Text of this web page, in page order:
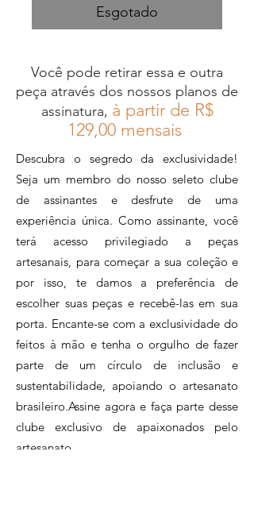
Esgotado
Você pode retirar essa e outra
peça através dos nossos planos de
assinatura, à partir de R$
129,00 mensais
Descubra o segredo da exclusividade!
Seja um membro do nosso seleto clube
de assinantes e desfrute de uma
experiência única. Como assinante, você
terá acesso privilegiado a peças
artesanais, para começar a sua coleção e
por isso, te damos a preferência de
escolher suas peças e recebê-las em sua
porta. Encante-se com a exclusividade do
feitos à mão e tenha o orgulho de fazer
parte de um círculo de inclusão e
sustentabilidade, apoiando o artesanato
brasileiro.Assine agora e faça parte desse
clube exclusivo de apaixonados pelo
artesanato.